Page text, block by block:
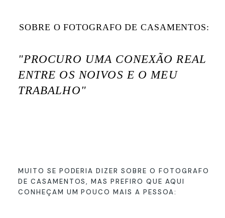
SOBRE O FOTOGRAFO DE CASAMENTOS:
"PROCURO UMA CONEXÃO REAL
ENTRE OS NOIVOS E O MEU
TRABALHO"
MUITO SE PODERIA DIZER SOBRE O FOTOGRAFO
DE CASAMENTOS, MAS PREFIRO QUE AQUI
CONHEÇAM UM POUCO MAIS A PESSOA: